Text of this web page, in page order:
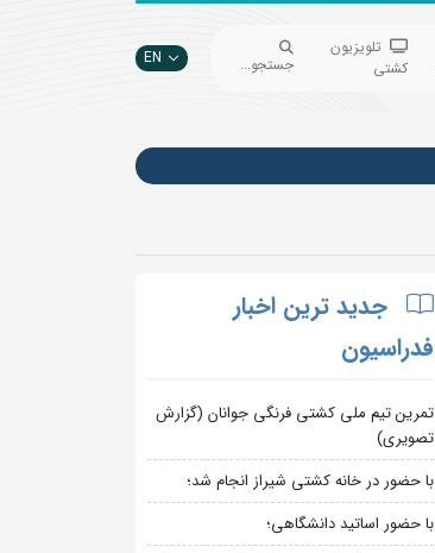
تلویزیون
کشتی
جستجو... EN
جدید ترین اخبار
فدراسیون
تمرین تیم ملی کشتی فرنگی جوانان (گزارش
تصویری)
با حضور در خانه کشتی شیراز انجام شد؛
با حضور اساتید دانشگاهی؛